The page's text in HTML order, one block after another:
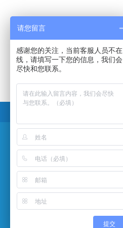
请您留言
感谢您的关注，当前客服人员不在
线，请填写一下您的信息，我们会
尽快和您联系。
提交